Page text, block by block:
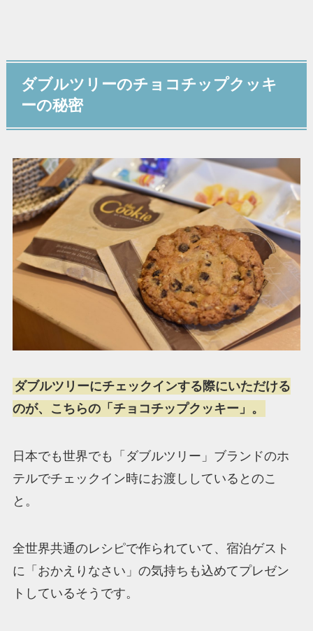
ダブルツリーのチョコチップクッキ
ーの秘密
ダブルツリーにチェックインする際にいただける
のが、こちらの「チョコチップクッキー」。
日本でも世界でも「ダブルツリー」ブランドのホ
テルでチェックイン時にお渡ししているとのこ
と。
全世界共通のレシピで作られていて、宿泊ゲスト
に「おかえりなさい」の気持ちも込めてプレゼン
トしているそうです。